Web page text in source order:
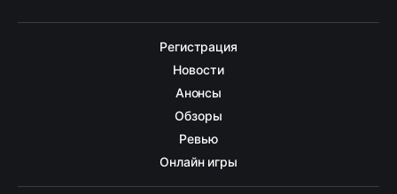
Регистрация
Новости
Анонсы
Обзоры
Ревью
Онлайн игры